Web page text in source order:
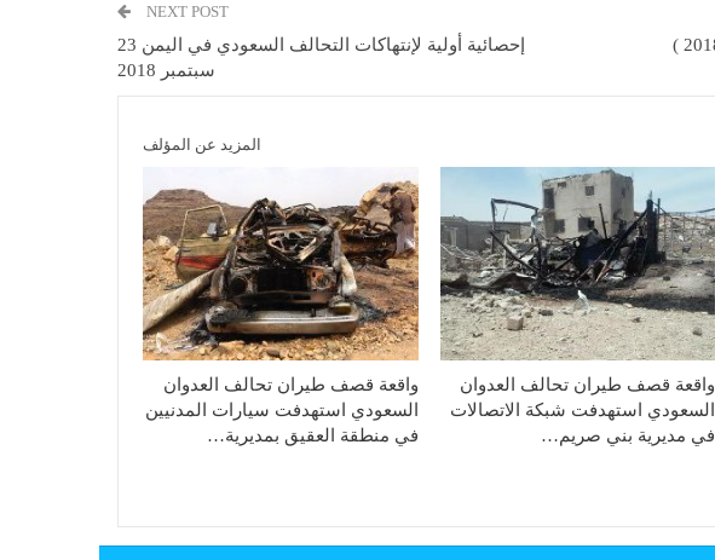
NEXT POST
إحصائية أولية لإنتهاكات التحالف السعودي في اليمن 23
سبتمبر 2018
المزيد عن المؤلف
واقعة قصف طيران تحالف العدوان
السعودي استهدفت شبكة الاتصالات
في مديرية بني صريم…
واقعة قصف طيران تحالف العدوان
السعودي استهدفت سيارات المدنيين
في منطقة العقيق بمديرية…